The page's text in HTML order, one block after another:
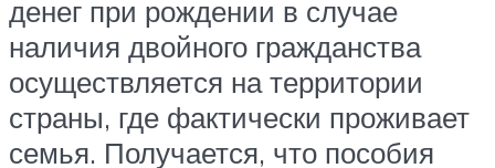
денег при рождении в случае
наличия двойного гражданства
осуществляется на территории
страны, где фактически проживает
семья. Получается, что пособия